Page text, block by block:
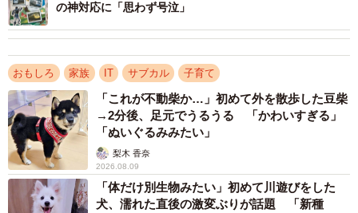
の神対応に「思わず号泣」
おもしろ 家族 IT サブカル 子育て
「これが不動柴か…」初めて外を散歩した豆柴
→2分後、足元でうるうる 「かわいすぎる」
「ぬいぐるみみたい」
梨木 香奈
2026.08.09
「体だけ別生物みたい」初めて川遊びをした
犬、濡れた直後の激変ぶりが話題 「新種